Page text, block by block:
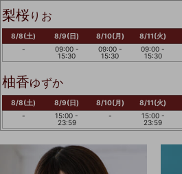
梨桜りお
8/8(土)
-
8/9(日)
09:00 -
15:30
8/10(月)
09:00 -
15:30
8/11(火)
09:00 -
15:30
柚香ゆずか
8/8(土)
-
8/9(日)
15:00 -
23:59
8/10(月)
-
8/11(火)
15:00 -
23:59